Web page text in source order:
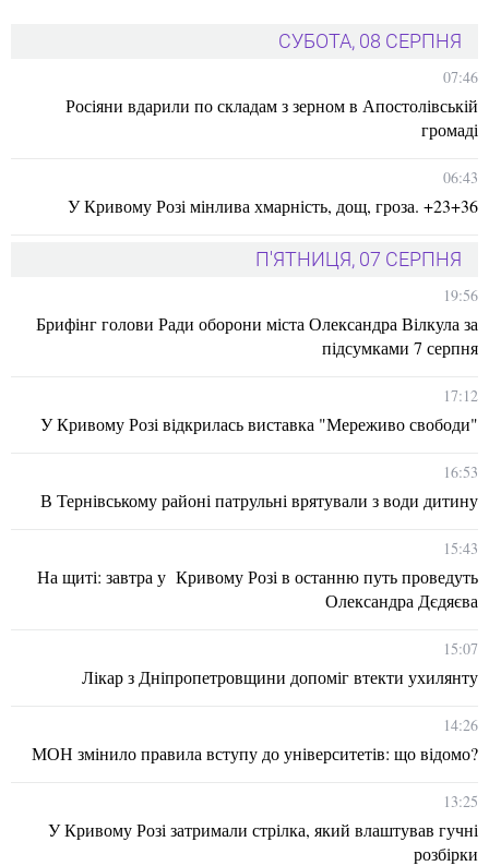
СУБОТА, 08 СЕРПНЯ
07:46
Росіяни вдарили по складам з зерном в Апостолівській
громаді
06:43
У Кривому Розі мінлива хмарність, дощ, гроза. +23+36
П'ЯТНИЦЯ, 07 СЕРПНЯ
19:56
Брифінг голови Ради оборони міста Олександра Вілкула за
підсумками 7 серпня
17:12
У Кривому Розі відкрилась виставка "Мереживо свободи"
16:53
В Тернівському районі патрульні врятували з води дитину
15:43
На щиті: завтра у Кривому Розі в останню путь проведуть
Олександра Дєдяєва
15:07
Лікар з Дніпропетровщини допоміг втекти ухилянту
14:26
МОН змінило правила вступу до університетів: що відомо?
13:25
У Кривому Розі затримали стрілка, який влаштував гучні
розбірки